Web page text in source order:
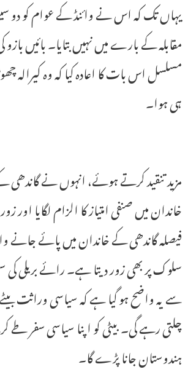
یہاں تک کہ اس نے وائنڈ کے عوام کو دو
مقابلہ کے بارے میں نہیں بتایا۔ بائیں
مسلسل اس بات کا اعادہ کیا کہ وہ کیرالہ
ہی ہوا۔
مزید تنقید کرتے ہوئے، انہوں نے گاندھی
خاندان میں صنفی امتیاز کا الزام لگایا اور
فیصلہ گاندھی کے خاندان میں پائے جانے
سلوک پر بھی زور دیتا ہے۔ رائے بریلی کی
سے یہ واضح ہو گیا ہے کہ سیاسی وراثت
چلتی رہے گی۔ بیٹی کو اپنا سیاسی سفر
ہندوستان جانا پڑے گا۔